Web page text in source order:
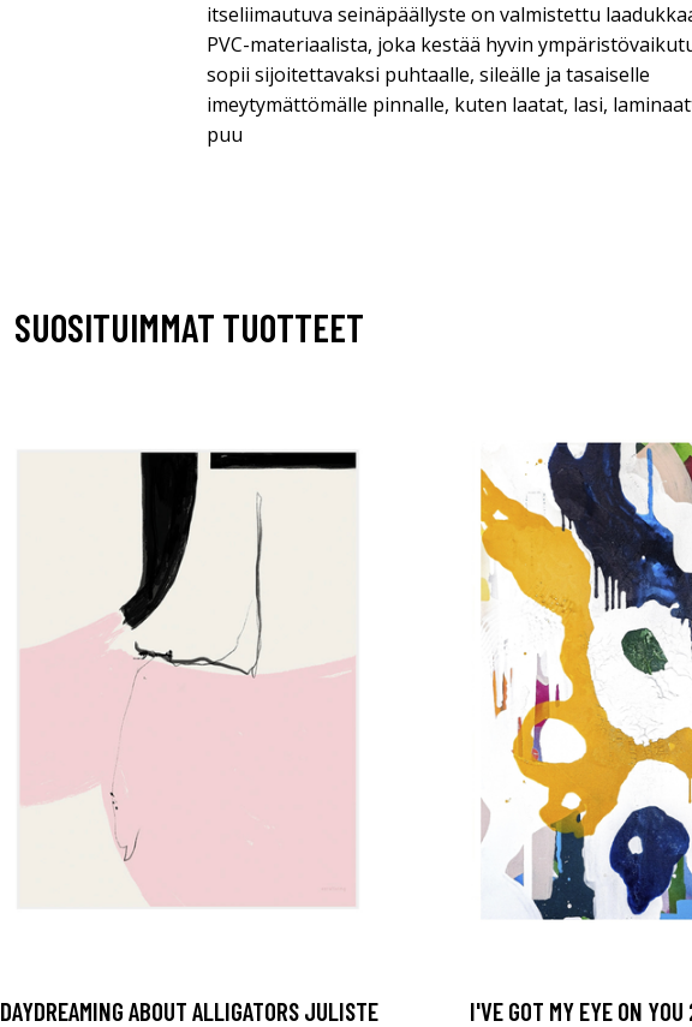
itseliimautuva seinäpäällyste on valmistettu
PVC-materiaalista, joka kestää hyvin
sopii sijoitettavaksi puhtaalle, sileälle ja tasaiselle
imeytymättömälle pinnalle, kuten laatat, lasi,
puu
SUOSITUIMMAT TUOTTEET
DAYDREAMING ABOUT ALLIGATORS JULISTE I'VE GOT MY EYE ON